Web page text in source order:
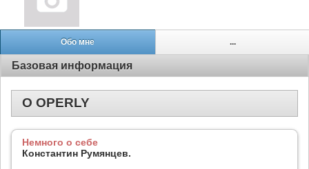
Обо мне ...
Базовая информация
О OPERLY
Немного о себе
Константин Румянцев.